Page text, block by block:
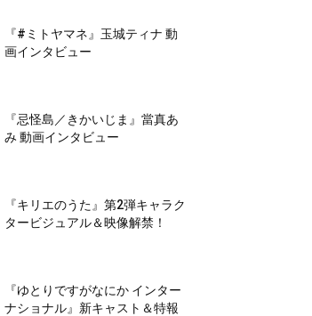
『#ミトヤマネ』玉城ティナ 動
画インタビュー
『忌怪島／きかいじま』當真あ
み 動画インタビュー
『キリエのうた』第2弾キャラク
タービジュアル＆映像解禁！
『ゆとりですがなにか インター
ナショナル』新キャスト＆特報